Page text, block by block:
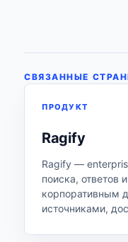
СВЯЗАННЫЕ
ПРОДУКТ
Ragify
Ragify —
поиска, ответов
корпоративным
источниками,